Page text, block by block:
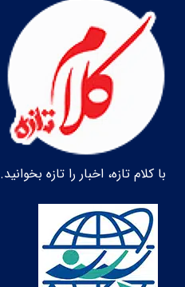
با کلام تازه، اخبار را تازه بخوانید.